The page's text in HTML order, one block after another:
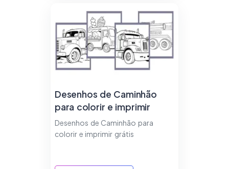
Desenhos de Caminhão
para colorir e imprimir
Desenhos de Caminhão para
colorir e imprimir grátis